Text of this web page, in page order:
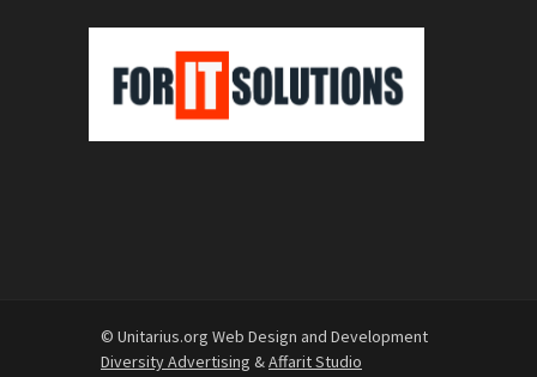
© Unitarius.org Web Design and Development
Diversity Advertising &Affarit Studio